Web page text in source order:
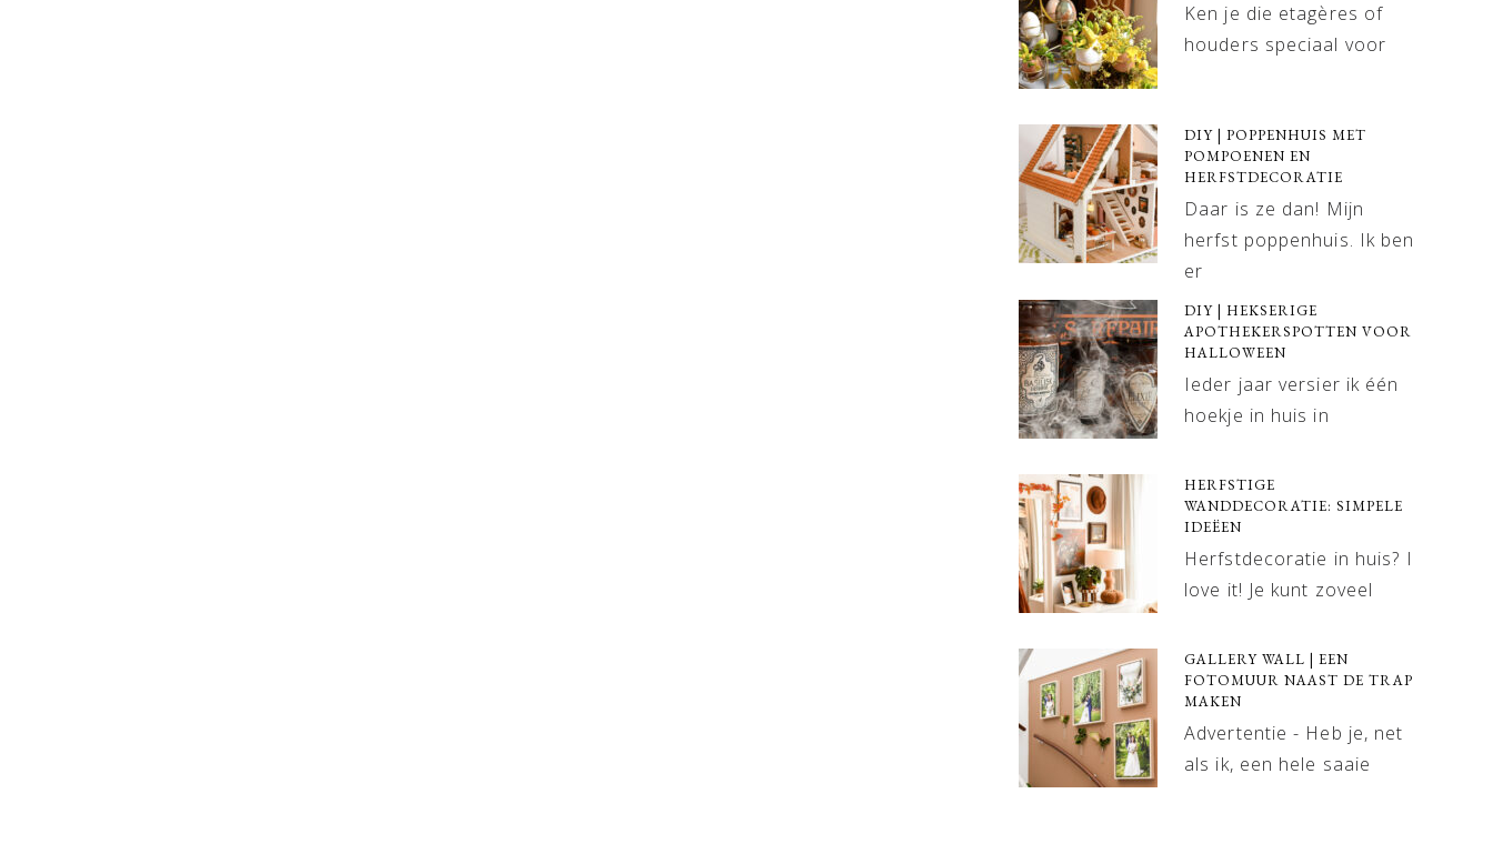
Ken je die etagères of
houders speciaal voor
DIY | POPPENHUIS MET
POMPOENEN EN
HERFSTDECORATIE
Daar is ze dan! Mijn
herfst poppenhuis. Ik ben
er
DIY | HEKSERIGE
APOTHEKERSPOTTEN VOOR
HALLOWEEN
Ieder jaar versier ik één
hoekje in huis in
HERFSTIGE
WANDDECORATIE: SIMPELE
IDEËEN
Herfstdecoratie in huis? I
love it! Je kunt zoveel
GALLERY WALL | EEN
FOTOMUUR NAAST DE TRAP
MAKEN
Advertentie - Heb je, net
als ik, een hele saaie